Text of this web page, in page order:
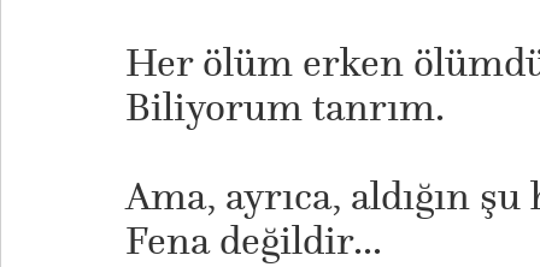
Her ölüm erken
Biliyorum tanrım.
Ama, ayrıca, aldığın şu
Fena değildir...